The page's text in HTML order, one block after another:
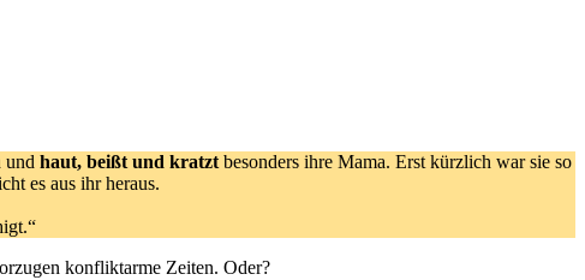
und haut, beißt und kratzt besonders ihre Mama. Erst kürzlich war sie so
es aus ihr heraus.
konfliktarme Zeiten. Oder?